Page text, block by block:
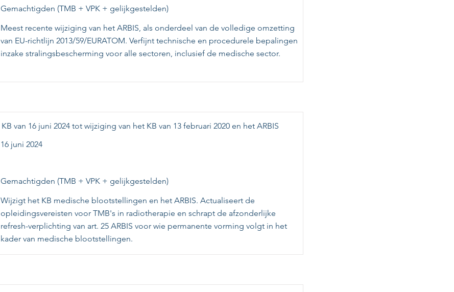
Gemachtigden (TMB + VPK + gelijkgestelden)
Meest recente wijziging van het ARBIS, als onderdeel van de volledige omzetting
van EU-richtlijn 2013/59/EURATOM. Verfijnt technische en procedurele bepalingen
inzake stralingsbescherming voor alle sectoren, inclusief de medische sector.
KB van 16 juni 2024 tot wijziging van het KB van 13 februari 2020 en het ARBIS
16 juni 2024
Gemachtigden (TMB + VPK + gelijkgestelden)
Wijzigt het KB medische blootstellingen en het ARBIS. Actualiseert de
opleidingsvereisten voor TMB's in radiotherapie en schrapt de afzonderlijke
refresh-verplichting van art. 25 ARBIS voor wie permanente vorming volgt in het
kader van medische blootstellingen.